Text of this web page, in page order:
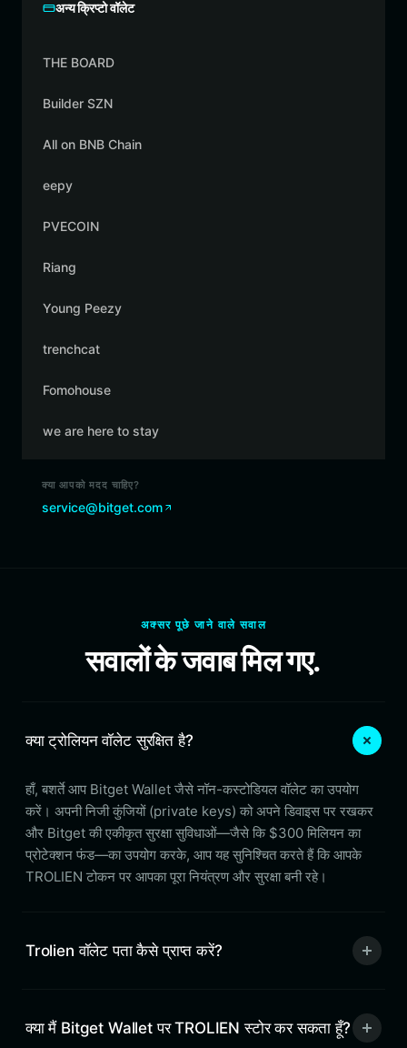
अन्य क्रिप्टो वॉलेट
THE BOARD
Builder SZN
All on BNB Chain
eepy
PVECOIN
Riang
Young Peezy
trenchcat
Fomohouse
we are here to stay
क्या आपको मदद चाहिए?
service@bitget.com
अक्सर पूछे जाने वाले सवाल
सवालों के जवाब मिल गए.
क्या ट्रोलियन वॉलेट सुरक्षित है?
हाँ, बशर्ते आप Bitget Wallet जैसे नॉन-कस्टोडियल वॉलेट का उपयोग
करें। अपनी निजी कुंजियों (private keys) को अपने डिवाइस पर रखकर
और Bitget की एकीकृत सुरक्षा सुविधाओं—जैसे कि $300 मिलियन का
प्रोटेक्शन फंड—का उपयोग करके, आप यह सुनिश्चित करते हैं कि आपके
TROLIEN टोकन पर आपका पूरा नियंत्रण और सुरक्षा बनी रहे।
Trolien वॉलेट पता कैसे प्राप्त करें?
क्या मैं Bitget Wallet पर TROLIEN स्टोर कर सकता हूँ?